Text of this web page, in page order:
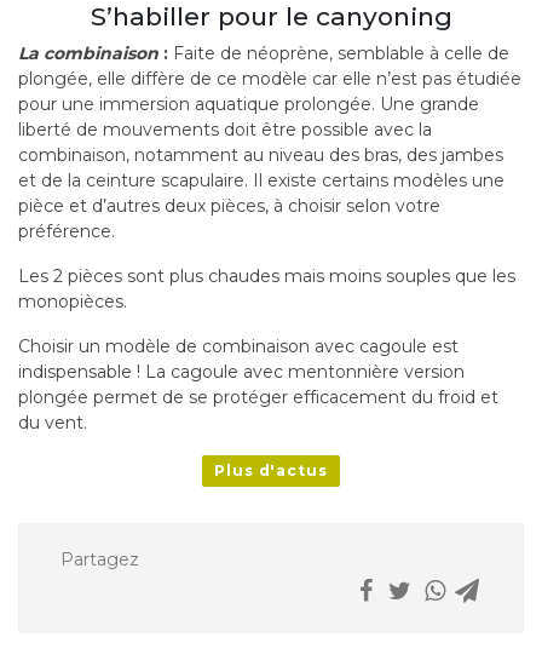
S’habiller pour le canyoning
La combinaison : Faite de néoprène, semblable à celle de
plongée, elle diffère de ce modèle car elle n’est pas étudiée
pour une immersion aquatique prolongée. Une grande
liberté de mouvements doit être possible avec la
combinaison, notamment au niveau des bras, des jambes
et de la ceinture scapulaire. Il existe certains modèles une
pièce et d’autres deux pièces, à choisir selon votre
préférence.
Les 2 pièces sont plus chaudes mais moins souples que les
monopièces.
Choisir un modèle de combinaison avec cagoule est
indispensable ! La cagoule avec mentonnière version
plongée permet de se protéger efficacement du froid et
du vent.
Plus d'actus
Partagez